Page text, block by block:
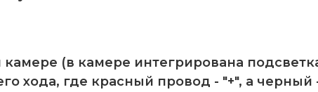
(в камере интегрирована
хода, где красный провод - "+", а черный